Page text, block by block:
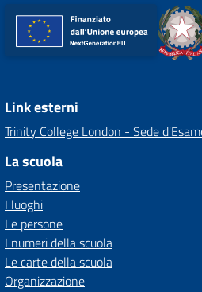
Link esterni
Trinity College London - Sede
La scuola
Presentazione
I luoghi
Le persone
I numeri della scuola
Le carte della scuola
Organizzazione